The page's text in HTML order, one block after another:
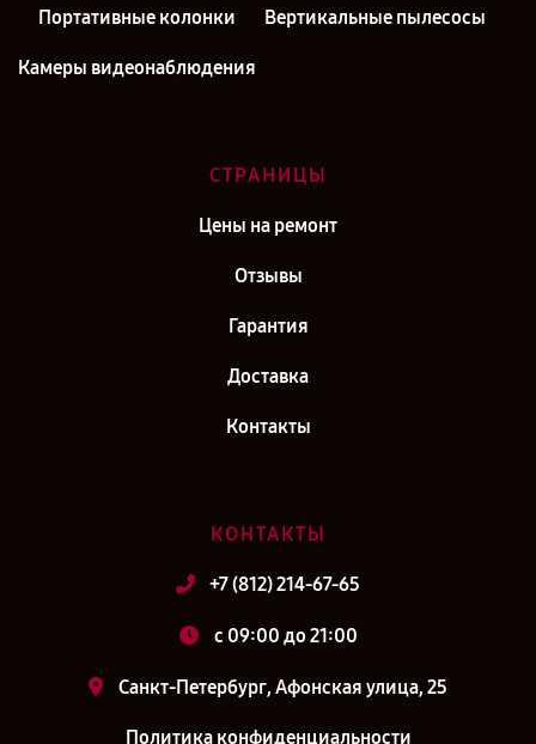
Портативные колонки Вертикальные пылесосы
Камеры видеонаблюдения
СТРАНИЦЫ
Цены на ремонт
Отзывы
Гарантия
Доставка
Контакты
КОНТАКТЫ
+7 (812) 214-67-65
c 09:00 до 21:00
Санкт-Петербург, Афонская улица, 25
Политика конфиденциальности